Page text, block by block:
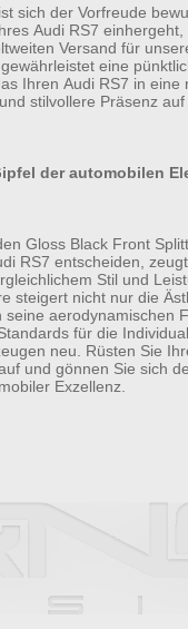
sich der Vorfreude
Audi RS7
Versand für
eine
Ihren Audi RS7 in eine
stilvollere Präsenz
der automobilen
Gloss Black Front
RS7 entscheiden,
Stil und
steigert nicht nur die
seine aerodynamischen
für die
neu. Rüsten Sie
und gönnen Sie sich
Exzellenz.